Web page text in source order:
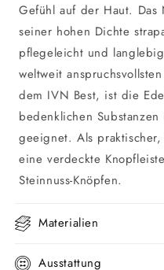
Gefühl auf der Haut. Das
seiner hohen Dichte
pflegeleicht und
weltweit
dem IVN Best, ist die
bedenklichen
geeignet. Als
eine verdeckte
Steinnuss-Knöpfen.
Materialien
Ausstattung